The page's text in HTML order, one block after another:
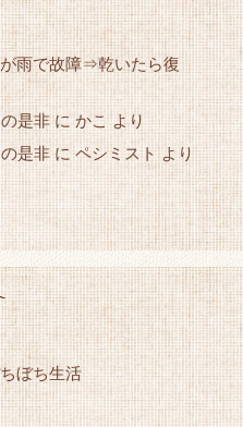
雨で故障⇒乾いたら復
是非 に かこ より
是非 に ペシミスト より
ぼち生活